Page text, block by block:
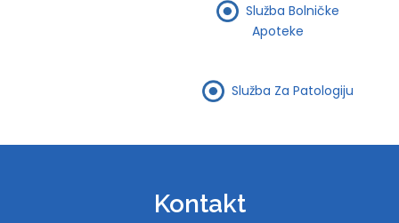
Služba Bolničke
Apoteke
Služba Za Patologiju
Kontakt